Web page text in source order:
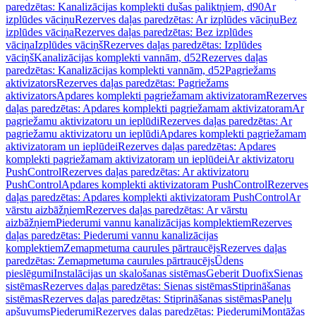
paredzētas: Kanalizācijas komplekti dušas paliktņiem, d90Ar
izplūdes vāciņuRezerves daļas paredzētas: Ar izplūdes vāciņuBez
izplūdes vāciņaRezerves daļas paredzētas: Bez izplūdes
vāciņaIzplūdes vāciņšRezerves daļas paredzētas: Izplūdes
vāciņšKanalizācijas komplekti vannām, d52Rezerves daļas
paredzētas: Kanalizācijas komplekti vannām, d52Pagriežams
aktivizatorsRezerves daļas paredzētas: Pagriežams
aktivizatorsApdares komplekti pagriežamam aktivizatoramRezerves
daļas paredzētas: Apdares komplekti pagriežamam aktivizatoramAr
pagriežamu aktivizatoru un ieplūdiRezerves daļas paredzētas: Ar
pagriežamu aktivizatoru un ieplūdiApdares komplekti pagriežamam
aktivizatoram un ieplūdeiRezerves daļas paredzētas: Apdares
komplekti pagriežamam aktivizatoram un ieplūdeiAr aktivizatoru
PushControlRezerves daļas paredzētas: Ar aktivizatoru
PushControlApdares komplekti aktivizatoram PushControlRezerves
daļas paredzētas: Apdares komplekti aktivizatoram PushControlAr
vārstu aizbāžņiemRezerves daļas paredzētas: Ar vārstu
aizbāžņiemPiederumi vannu kanalizācijas komplektiemRezerves
daļas paredzētas: Piederumi vannu kanalizācijas
komplektiemZemapmetuma caurules pārtraucējsRezerves daļas
paredzētas: Zemapmetuma caurules pārtraucējsŪdens
pieslēgumiInstalācijas un skalošanas sistēmasGeberit DuofixSienas
sistēmasRezerves daļas paredzētas: Sienas sistēmasStiprināšanas
sistēmasRezerves daļas paredzētas: Stiprināšanas sistēmasPaneļu
apšuvumsPiederumiRezerves daļas paredzētas: PiederumiMontāžas